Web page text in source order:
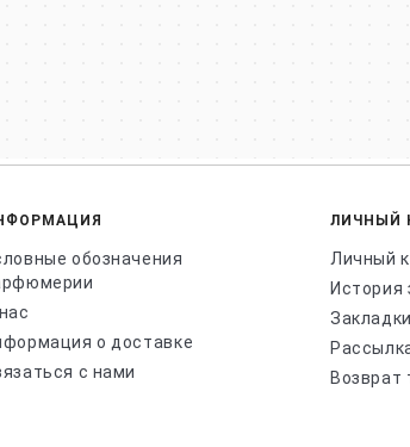
обозначения
о доставке
с нами
ЛИЧНЫЙ
Личный
История
Закладки
Возврат